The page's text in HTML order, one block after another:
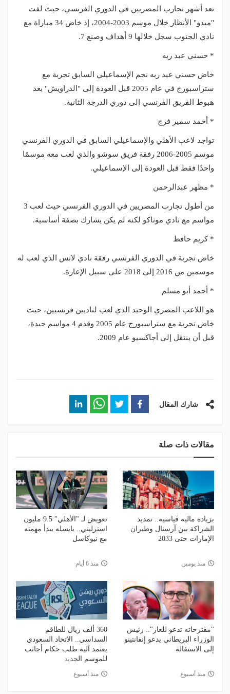
تعد أشهر تجارب المصريين في الدوري الفرنسي، حيث لفت
"ميدو" الأنظار خلال موسم 2003-2004، إذ خاض 34 مباراة مع
نادي الجنوب سجل خلالها 9 أهداف وصنع 7.
* حسني عبد ربه
خاض حسني عبد ربه نجم الإسماعيلي السابق تجربة مع
ستراسبورج في عام 2005 قبل العودة إلى "الدراويش" بعد
هبوط الفريق الفرنسي إلى دوري الدرجة الثانية.
* أحمد سمير فرج
تواجد لاعب الأهلي والإسماعيلي السابق في الدوري الفرنسي
موسم 2005-2006 رفقة فريق سوشو والذي لعب معه موسمًا
واحدًا فقط قبل العودة إلى الإسماعيلي.
* مظهر عبدالرحمن
من أطول تجارب المصريين في الدوري الفرنسي حيث لعب 3
مواسم مع نادي موناكو لكنه لم يكن يشارك بصفة أساسية.
* كريم حافظ
خاض تجربة في الدوري الفرنسي رفقة نادي لانس الذي لعب له
موسمين من 2016 إلى 2018 على سبيل الإعارة.
* أحمد أبو مسلم
هو اللاعب المصري الوحيد الذي لعب لناديين فرنسيين، حيث
خاض تجربة مع ستراسبورج عام 2005 وقدم 4 مواسم جيدة،
قبل أن ينتقل إلى أجاكسيو عام 2009.
شارك المقال
مقالات ذات صلة
بزيادة مالية قياسية.. تمديد
الشراكة بين آرسنال وطيران
الإمارات حتى 2033
منذ يومين
تعويض لـ "الأهلي" 9.5 مليون
استرليني.. يايسله يبدأ مهمته
مع نيوكاسل
منذ 6 أيام
"مقترحاته تدعو للعار".. رئيس
الوزراء البريطاني يدعو إنفانتينو
إلى الاستقالة
منذ أسبوع
360 ألف ريال للطاقم
السداسي.. الاتحاد السعودي
يعتمد آلية طلب حكام أجانب
للموسم الجديد
منذ أسبوع